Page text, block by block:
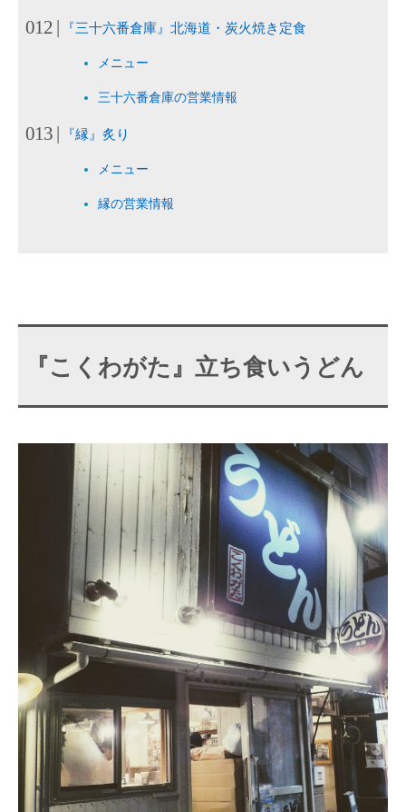
『三十六番倉庫』北海道・炭火焼き定食
メニュー
三十六番倉庫の営業情報
『縁』炙り
メニュー
縁の営業情報
『こくわがた』立ち食いうどん